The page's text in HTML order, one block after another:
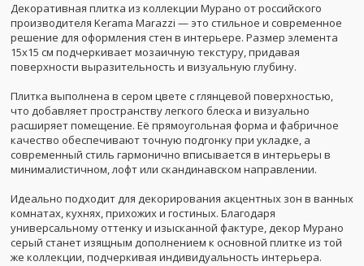
Декоративная плитка из коллекции Мурано от российского
производителя Kerama Marazzi — это стильное и современное
решение для оформления стен в интерьере. Размер элемента
15x15 см подчеркивает мозаичную текстуру, придавая
поверхности выразительность и визуальную глубину.
Плитка выполнена в сером цвете с глянцевой поверхностью,
что добавляет пространству легкого блеска и визуально
расширяет помещение. Её прямоугольная форма и фабричное
качество обеспечивают точную подгонку при укладке, а
современный стиль гармонично вписывается в интерьеры в
минималистичном, лофт или скандинавском направлении.
Идеально подходит для декорирования акцентных зон в ванных
комнатах, кухнях, прихожих и гостиных. Благодаря
универсальному оттенку и изысканной фактуре, декор Мурано
серый станет изящным дополнением к основной плитке из той
же коллекции, подчеркивая индивидуальность интерьера.